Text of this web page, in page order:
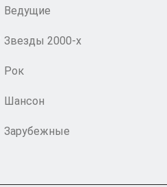
Ведущие
Звезды 2000-х
Рок
Шансон
Зарубежные